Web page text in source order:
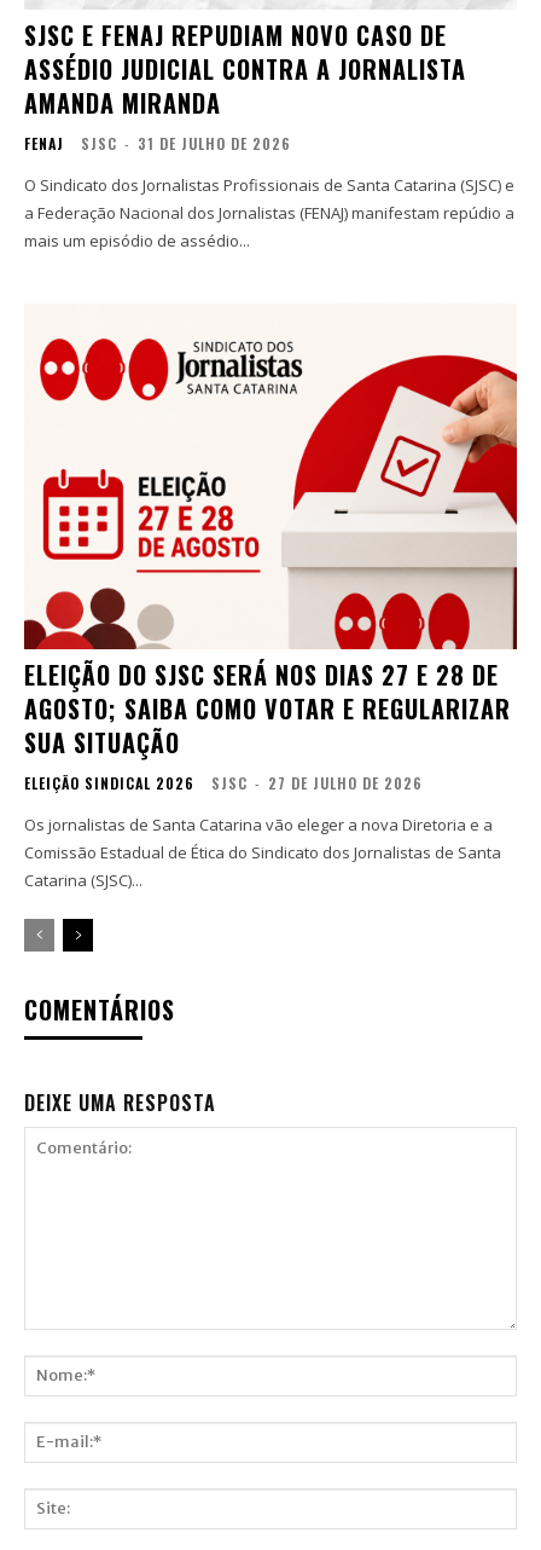
SJSC E FENAJ REPUDIAM NOVO CASO DE
ASSÉDIO JUDICIAL CONTRA A JORNALISTA
AMANDA MIRANDA
FENAJ SJSC - 31 DE JULHO DE 2026
O Sindicato dos Jornalistas Profissionais de Santa Catarina (SJSC) e
a Federação Nacional dos Jornalistas (FENAJ) manifestam repúdio a
mais um episódio de assédio...
ELEIÇÃO DO SJSC SERÁ NOS DIAS 27 E 28 DE
AGOSTO; SAIBA COMO VOTAR E REGULARIZAR
SUA SITUAÇÃO
ELEIÇÃO SINDICAL 2026 SJSC - 27 DE JULHO DE 2026
Os jornalistas de Santa Catarina vão eleger a nova Diretoria e a
Comissão Estadual de Ética do Sindicato dos Jornalistas de Santa
Catarina (SJSC)...
COMENTÁRIOS
DEIXE UMA RESPOSTA
mail:*